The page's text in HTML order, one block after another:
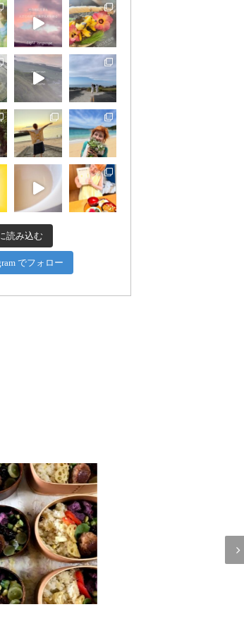
読み込む
でフォロー